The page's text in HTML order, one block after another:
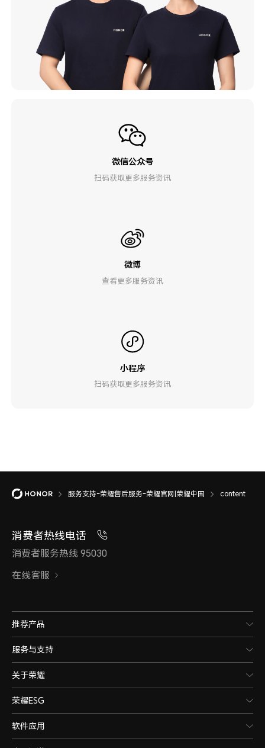
微信公众号
扫码获取更多服务资讯
微博
查看更多服务资讯
小程序
扫码获取更多服务资讯
服务支持-荣耀售后服务-荣耀官网|荣耀中国 content
消费者热线电话
消费者服务热线 95030
在线客服
推荐产品
服务与支持
关于荣耀
荣耀ESG
软件应用